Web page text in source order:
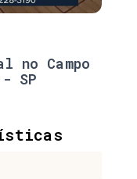
no Campo
SP